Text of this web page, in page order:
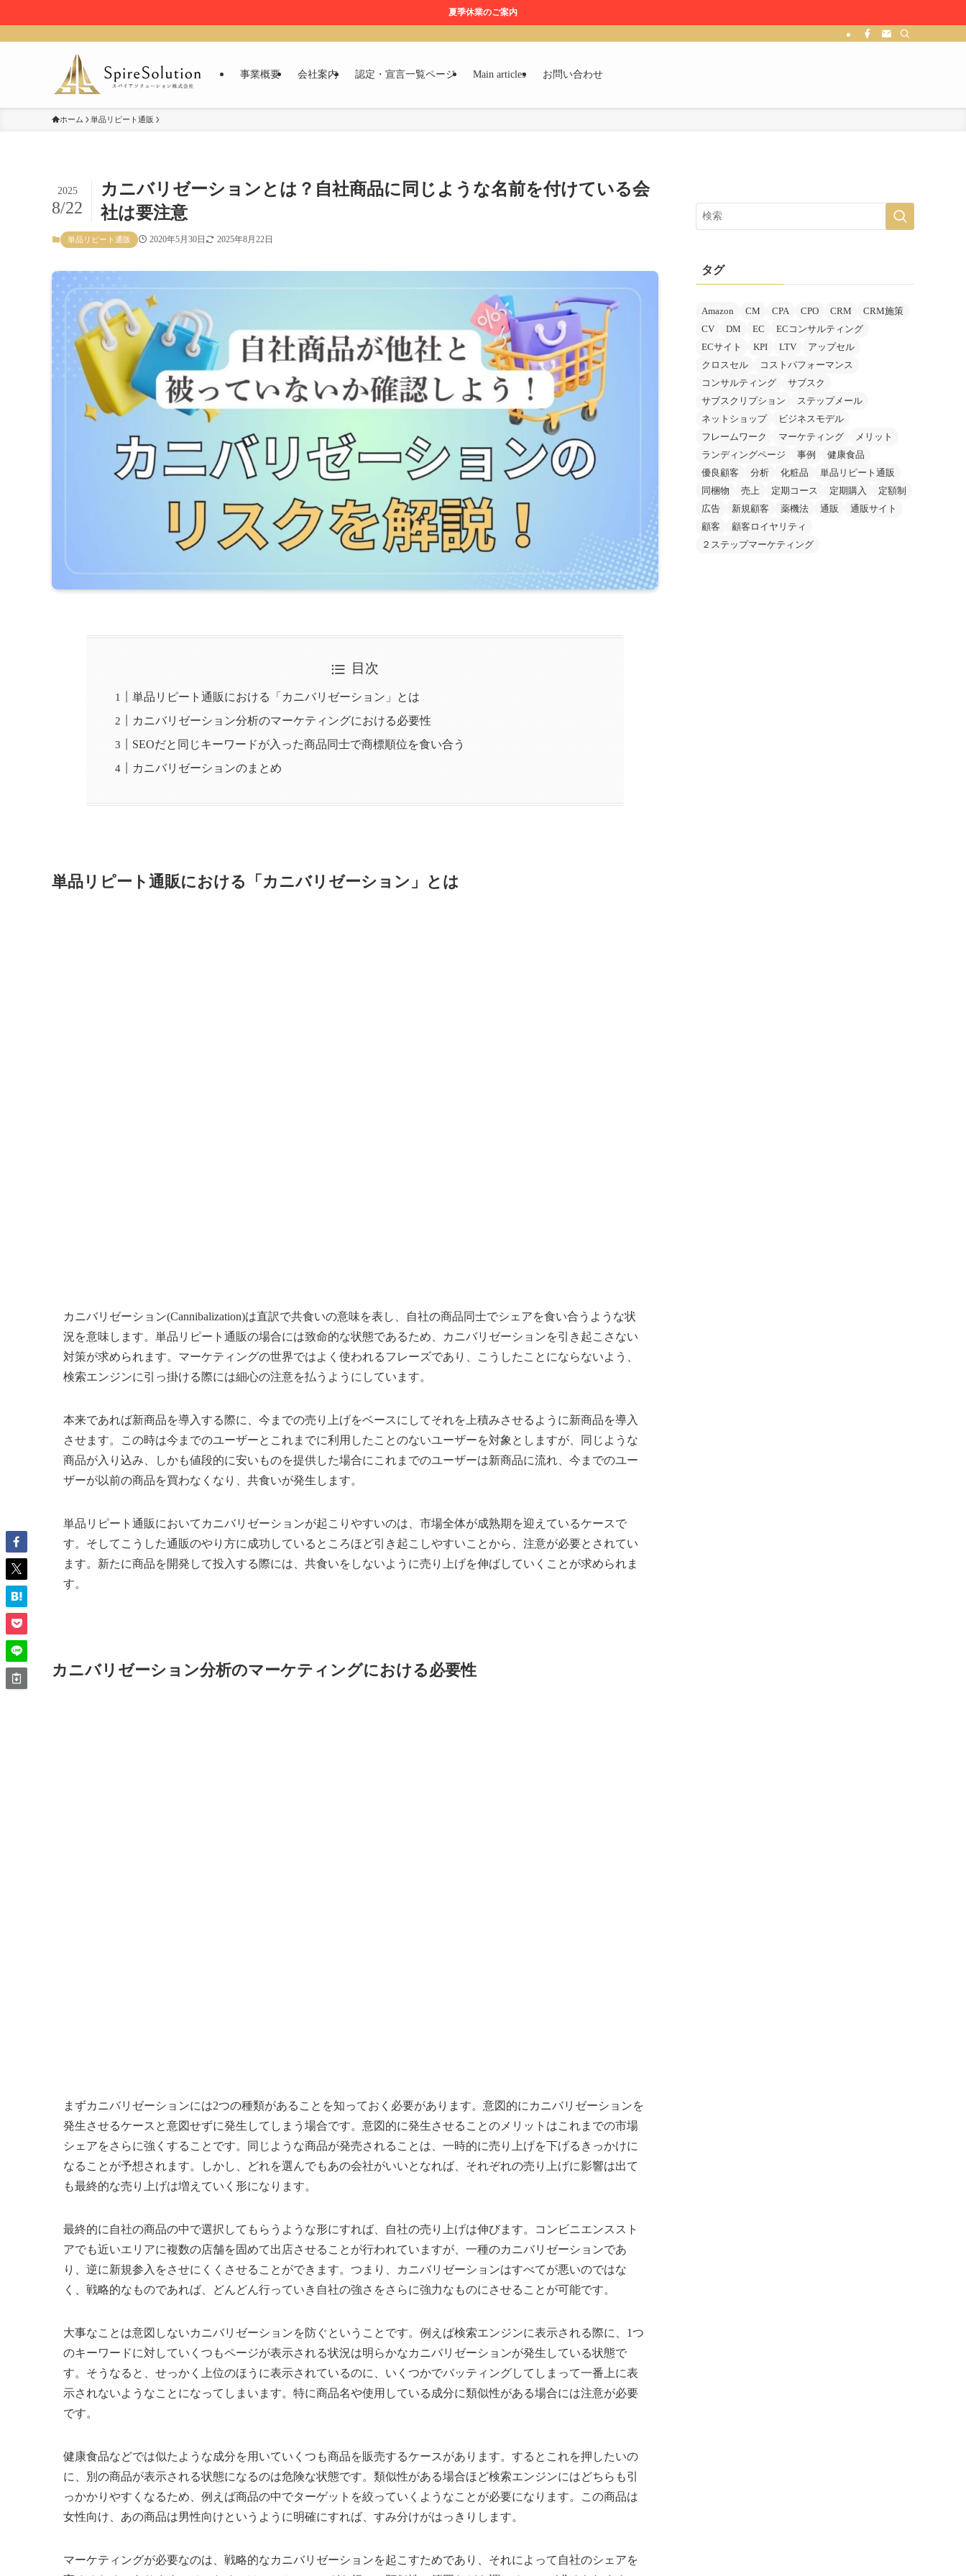
夏季休業のご案内
事業概要 会社案内 認定・宣言一覧ページ Main articles お問い合わせ
ホーム 単品リピート通販
カニバリゼーションとは？自社商品に同じような名前を付けている会
社は要注意
2025
8/22
単品リピート通販 2020年5月30日 2025年8月22日
目次
単品リピート通販における「カニバリゼーション」とは
カニバリゼーション分析のマーケティングにおける必要性
SEOだと同じキーワードが入った商品同士で商標順位を食い合う
カニバリゼーションのまとめ
単品リピート通販における「カニバリゼーション」とは
カニバリゼーション(Cannibalization)は直訳で共食いの意味を表し、自社の商品同士でシェアを食い合うような状
況を意味します。単品リピート通販の場合には致命的な状態であるため、カニバリゼーションを引き起こさない
対策が求められます。マーケティングの世界ではよく使われるフレーズであり、こうしたことにならないよう、
検索エンジンに引っ掛ける際には細心の注意を払うようにしています。
本来であれば新商品を導入する際に、今までの売り上げをベースにしてそれを上積みさせるように新商品を導入
させます。この時は今までのユーザーとこれまでに利用したことのないユーザーを対象としますが、同じような
商品が入り込み、しかも値段的に安いものを提供した場合にこれまでのユーザーは新商品に流れ、今までのユー
ザーが以前の商品を買わなくなり、共食いが発生します。
単品リピート通販においてカニバリゼーションが起こりやすいのは、市場全体が成熟期を迎えているケースで
す。そしてこうした通販のやり方に成功しているところほど引き起こしやすいことから、注意が必要とされてい
ます。新たに商品を開発して投入する際には、共食いをしないように売り上げを伸ばしていくことが求められま
す。
カニバリゼーション分析のマーケティングにおける必要性
まずカニバリゼーションには2つの種類があることを知っておく必要があります。意図的にカニバリゼーションを
発生させるケースと意図せずに発生してしまう場合です。意図的に発生させることのメリットはこれまでの市場
シェアをさらに強くすることです。同じような商品が発売されることは、一時的に売り上げを下げるきっかけに
なることが予想されます。しかし、どれを選んでもあの会社がいいとなれば、それぞれの売り上げに影響は出て
も最終的な売り上げは増えていく形になります。
最終的に自社の商品の中で選択してもらうような形にすれば、自社の売り上げは伸びます。コンビニエンススト
アでも近いエリアに複数の店舗を固めて出店させることが行われていますが、一種のカニバリゼーションであ
り、逆に新規参入をさせにくくさせることができます。つまり、カニバリゼーションはすべてが悪いのではな
く、戦略的なものであれば、どんどん行っていき自社の強さをさらに強力なものにさせることが可能です。
大事なことは意図しないカニバリゼーションを防ぐということです。例えば検索エンジンに表示される際に、1つ
のキーワードに対していくつもページが表示される状況は明らかなカニバリゼーションが発生している状態で
す。そうなると、せっかく上位のほうに表示されているのに、いくつかでバッティングしてしまって一番上に表
示されないようなことになってしまいます。特に商品名や使用している成分に類似性がある場合には注意が必要
です。
健康食品などでは似たような成分を用いていくつも商品を販売するケースがあります。するとこれを押したいの
に、別の商品が表示される状態になるのは危険な状態です。類似性がある場合ほど検索エンジンにはどちらも引
っかかりやすくなるため、例えば商品の中でターゲットを絞っていくようなことが必要になります。この商品は
女性向け、あの商品は男性向けというように明確にすれば、すみ分けがはっきりします。
マーケティングが必要なのは、戦略的なカニバリゼーションを起こすためであり、それによって自社のシェアを
タグ
Amazon CM CPA CPO CRM
CRM施策
CV
DM EC
ECコンサルティング
ECサイト
KPI LTV
アップセル
クロスセル
コストパフォーマンス
コンサルティング
サブスク
サブスクリプション
ステップメール
ネットショップ
ビジネスモデル
フレームワーク
マーケティング
メリット
ランディングページ
事例
健康食品
優良顧客
分析 化粧品
単品リピート通販
同梱物
売上 定期コース 定期購入
定額制
広告
新規顧客 薬機法 通販
通販サイト
顧客
顧客ロイヤリティ
２ステップマーケティング